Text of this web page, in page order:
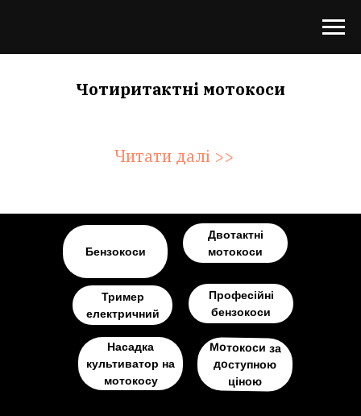
Чотиритактні мотокоси
Читати далі >>
Бензокоси
Насадка
культиватор на
мотокосу
Мотокоси за
доступною
ціною
Двотактні
мотокоси
Професійні
бензокоси
Тример
електричний